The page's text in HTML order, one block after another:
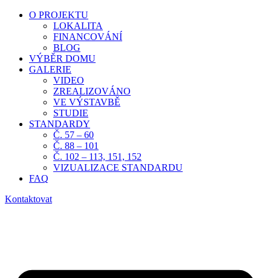
O PROJEKTU
LOKALITA
FINANCOVÁNÍ
BLOG
VÝBĚR DOMU
GALERIE
VIDEO
ZREALIZOVÁNO
VE VÝSTAVBĚ
STUDIE
STANDARDY
Č. 57 – 60
Č. 88 – 101
Č. 102 – 113, 151, 152
VIZUALIZACE STANDARDU
FAQ
Kontaktovat